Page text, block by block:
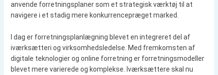
anvende forretningsplaner som et strategisk værktøj til at
navigere i et stadig mere konkurrencepræget marked.
I dag er forretningsplanlægning blevet en integreret del af
iværksætteri og virksomhedsledelse. Med fremkomsten af
digitale teknologier og online forretning er forretningsmodeller
blevet mere varierede og komplekse. Iværksættere skal nu